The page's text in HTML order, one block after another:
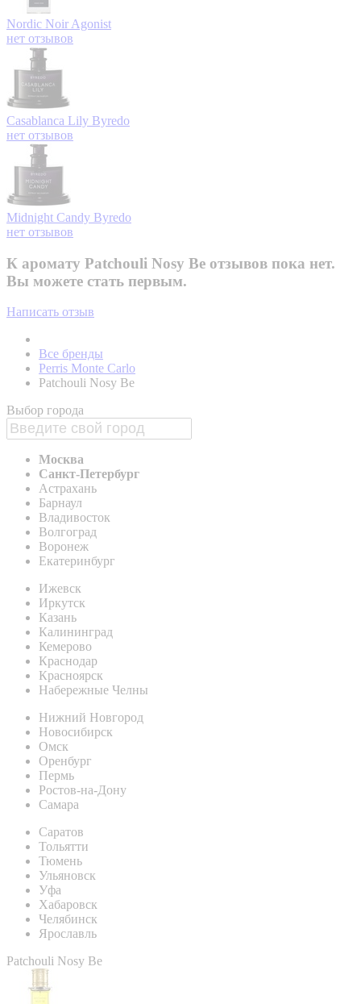
Nordic Noir Agonist
нет отзывов
Casablanca Lily Byredo
нет отзывов
Midnight Candy Byredo
нет отзывов
К аромату Patchouli Nosy Be отзывов пока нет.
Вы можете стать первым.
Написать отзыв
Все бренды
Perris Monte Carlo
Patchouli Nosy Be
Выбор города
Москва
Санкт-Петербург
Астрахань
Барнаул
Владивосток
Волгоград
Воронеж
Екатеринбург
Ижевск
Иркутск
Казань
Калининград
Кемерово
Краснодар
Красноярск
Набережные Челны
Нижний Новгород
Новосибирск
Омск
Оренбург
Пермь
Ростов-на-Дону
Самара
Саратов
Тольятти
Тюмень
Ульяновск
Уфа
Хабаровск
Челябинск
Ярославль
Patchouli Nosy Be